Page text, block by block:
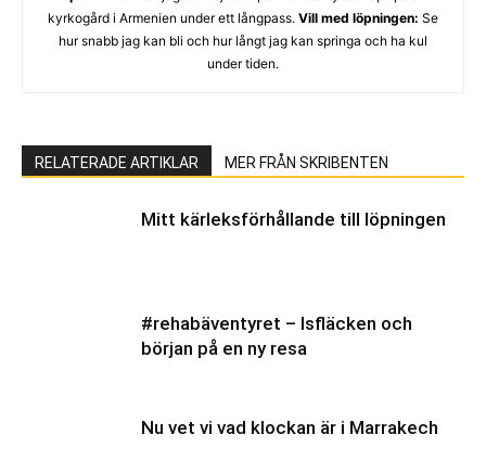
kyrkogård i Armenien under ett långpass. Vill med löpningen: Se
hur snabb jag kan bli och hur långt jag kan springa och ha kul
under tiden.
RELATERADE ARTIKLAR MER FRÅN SKRIBENTEN
Mitt kärleksförhållande till löpningen
#rehabäventyret – Isfläcken och
början på en ny resa
Nu vet vi vad klockan är i Marrakech